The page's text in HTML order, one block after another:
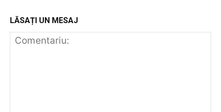
LĂSAȚI UN MESAJ